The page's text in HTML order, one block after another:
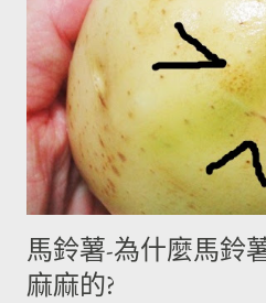
馬鈴薯-為什麼馬鈴
麻麻的?